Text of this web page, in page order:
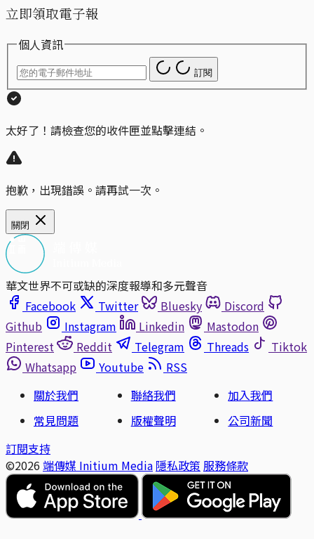
立即領取電子報
個人資訊
訂閱
太好了！請檢查您的收件匣並點擊連結。
抱歉，出現錯誤。請再試一次。
關閉
華文世界不可或缺的深度報導和多元聲音
Facebook
Twitter Bluesky
Discord
Github
Instagram Linkedin
Mastodon
Pinterest
Reddit Telegram Threads
Tiktok
Whatsapp
Youtube
RSS
關於我們
聯絡我們
加入我們
常見問題
版權聲明
公司新聞
訂閱支持
©2026 端傳媒 Initium Media 隱私政策 服務條款